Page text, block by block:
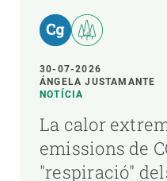
30-07-2026
ÁNGELA JUSTAMANTE
NOTÍCIA
La calor
emissions de
"respiració"